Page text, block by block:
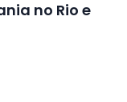
no Rio e